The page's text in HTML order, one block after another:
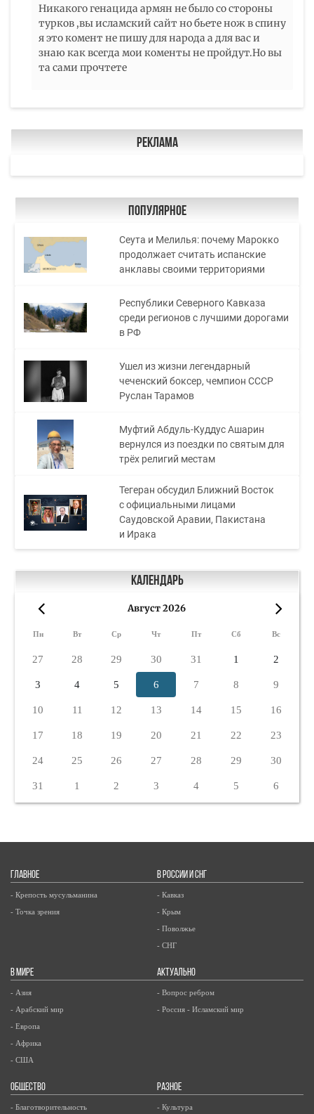
Никакого генацида армян не было со стороны
турков ,вы исламский сайт но бьете нож в спину
я это комент не пишу для народа а для вас и
знаю как всегда мои коменты не пройдут.Но вы
та сами прочтете
Реклама
Популярное
Сеута и Мелилья: почему Марокко
продолжает считать испанские
анклавы своими территориями
Республики Северного Кавказа
среди регионов с лучшими дорогами
в РФ
Ушел из жизни легендарный
чеченский боксер, чемпион СССР
Руслан Тарамов
Муфтий Абдуль-Куддус Ашарин
вернулся из поездки по святым для
трёх религий местам
Тегеран обсудил Ближний Восток
с официальными лицами
Саудовской Аравии, Пакистана
и Ирака
Календарь
Август 2026
Пн Вт Ср Чт Пт Сб Вс
27 28 29 30 31 1 2
3 4 5 6 7 8 9
10 11 12 13 14 15 16
17 18 19 20 21 22 23
24 25 26 27 28 29 30
31 1 2 3 4 5 6
ГЛАВНОЕ
- Крепость мусульманина
- Точка зрения
В РОССИИ И СНГ
- Кавказ
- Крым
- Поволжье
- СНГ
В МИРЕ
- Азия
- Арабский мир
- Европа
- Африка
- США
АКТУАЛЬНО
- Вопрос ребром
- Россия - Исламский мир
ОБЩЕСТВО
- Благотворительность
РАЗНОЕ
- Культура